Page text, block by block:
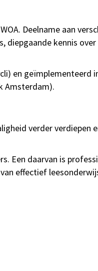
Deelname aan
diepgaande kennis
en geïmplementeerd
Amsterdam).
verder verdiepen
Een daarvan is
effectief